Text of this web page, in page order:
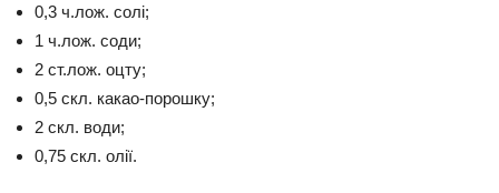
0,3 ч.лож. солі;
1 ч.лож. соди;
2 ст.лож. оцту;
0,5 скл. какао-порошку;
2 скл. води;
0,75 скл. олії.